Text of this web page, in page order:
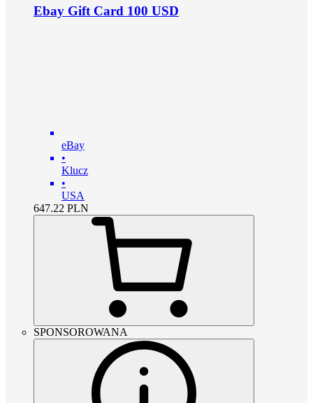
Ebay Gift Card 100 USD
eBay
•
Klucz
•
USA
647.22 PLN
SPONSOROWANA